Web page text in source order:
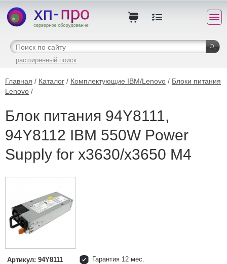
расширенный поиск
Главная / Каталог / Комплектующие IBM/Lenovo / Блоки питания
Lenovo /
Блок питания 94Y8111,
94Y8112 IBM 550W Power
Supply for x3630/x3650 M4
Артикул: 94Y8111 Гарантия 12 мес.